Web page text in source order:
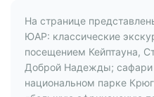
На странице
ЮАР: классические
посещением Кейптауна,
Доброй Надежды; сафари
национальном парке